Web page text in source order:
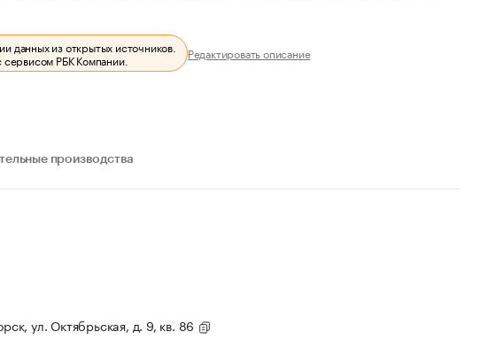
данных из открытых источников.
сервисом РБК Компании. Редактировать описание
производства
ул. Октябрьская, д. 9, кв. 86